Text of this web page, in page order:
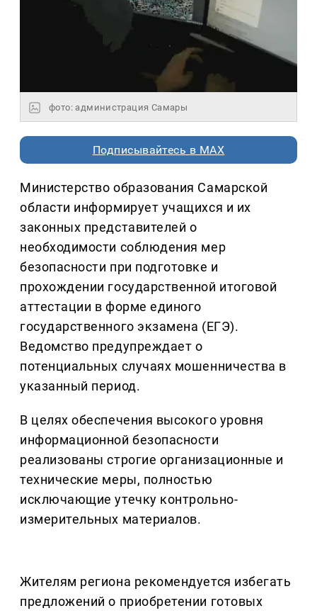
фото: администрация Самары
Подписывайтесь в MAX
Министерство образования Самарской
области информирует учащихся и их
законных представителей о
необходимости соблюдения мер
безопасности при подготовке и
прохождении государственной итоговой
аттестации в форме единого
государственного экзамена (ЕГЭ).
Ведомство предупреждает о
потенциальных случаях мошенничества в
указанный период.
В целях обеспечения высокого уровня
информационной безопасности
реализованы строгие организационные и
технические меры, полностью
исключающие утечку контрольно-
измерительных материалов.
Жителям региона рекомендуется избегать
предложений о приобретении готовых